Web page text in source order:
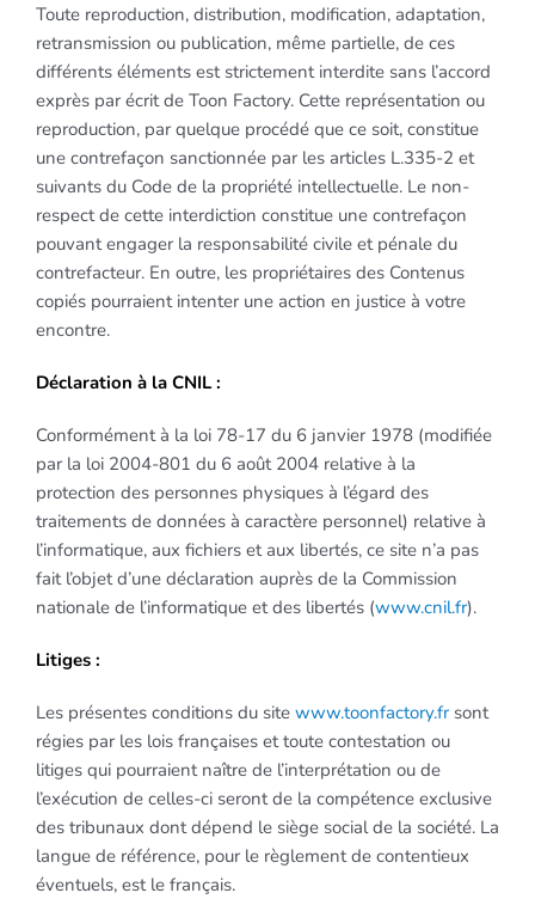
Toute reproduction, distribution, modification, adaptation,
retransmission ou publication, même partielle, de ces
différents éléments est strictement interdite sans l’accord
exprès par écrit de Toon Factory. Cette représentation ou
reproduction, par quelque procédé que ce soit, constitue
une contrefaçon sanctionnée par les articles L.335-2 et
suivants du Code de la propriété intellectuelle. Le non-
respect de cette interdiction constitue une contrefaçon
pouvant engager la responsabilité civile et pénale du
contrefacteur. En outre, les propriétaires des Contenus
copiés pourraient intenter une action en justice à votre
encontre.
Déclaration à la CNIL :
Conformément à la loi 78-17 du 6 janvier 1978 (modifiée
par la loi 2004-801 du 6 août 2004 relative à la
protection des personnes physiques à l’égard des
traitements de données à caractère personnel) relative à
l’informatique, aux fichiers et aux libertés, ce site n’a pas
fait l’objet d’une déclaration auprès de la Commission
nationale de l’informatique et des libertés (www.cnil.fr).
Litiges :
Les présentes conditions du site www.toonfactory.frsont
régies par les lois françaises et toute contestation ou
litiges qui pourraient naître de l’interprétation ou de
l’exécution de celles-ci seront de la compétence exclusive
des tribunaux dont dépend le siège social de la société. La
langue de référence, pour le règlement de contentieux
éventuels, est le français.